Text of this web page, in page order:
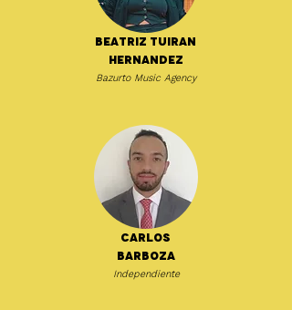
Beatriz Tuiran
Hernandez
Bazurto Music Agency
Carlos
Barboza
Independiente